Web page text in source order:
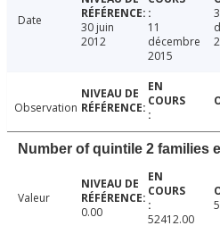
Date
30 juin
2012
11
décembre
2015
Observation
Number of quintile 2 families
Valeur
0.00
52412.00